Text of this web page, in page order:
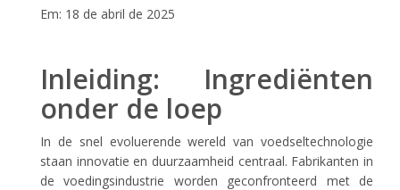
Em: 18 de abril de 2025
Inleiding: Ingrediënten
onder de loep
In de snel evoluerende wereld van voedseltechnologie
staan innovatie en duurzaamheid centraal. Fabrikanten in
de voedingsindustrie worden geconfronteerd met de